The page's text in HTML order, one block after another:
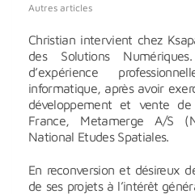
Autres articles
Christian intervient chez
des Solutions
d’expérience
informatique, après avoir
développement et vente
France, Metamerge A/S
National Etudes Spatiales.
En reconversion et désireux
de ses projets à l’intérêt